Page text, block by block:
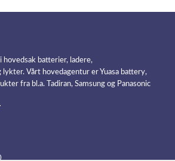
hovedsak batterier, ladere,
Vårt hovedagentur er Yuasa battery,
fra bl.a. Tadiran, Samsung og Panasonic